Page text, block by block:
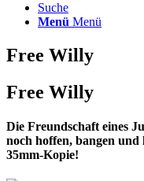
Suche
Menü Menü
Free Willy
Free Willy
Die Freundschaft eines
noch hoffen, bangen
35mm-Kopie!